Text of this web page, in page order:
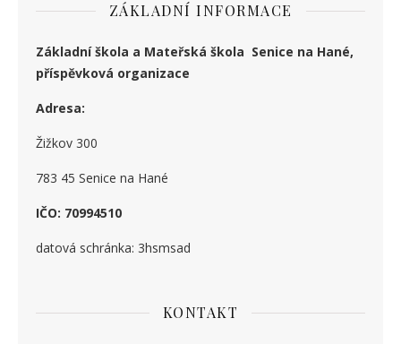
ZÁKLADNÍ INFORMACE
Základní škola a Mateřská škola Senice na Hané,
příspěvková organizace
Adresa:
Žižkov 300
783 45 Senice na Hané
IČO: 70994510
datová schránka: 3hsmsad
KONTAKT